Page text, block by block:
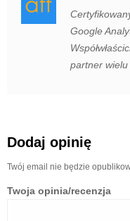
Google
partner wielu
Dodaj opinię
Twój email nie będzie
Twoja opinia/recenzja